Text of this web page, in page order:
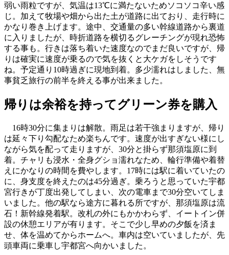
弱い雨粒ですが、気温は13℃に満たないためソコソコ辛い感
じ。加えて牧場や畑から出た土が道路に出ており、走行時に
かなり巻き上げます。途中、交通量の多い幹線道路から裏道
に入りましたが、時折道路を横切るグレーチングが現れ恐怖
する事も。行きは落ち着いた速度なのでまだ良いですが、帰
りは確実に速度が乗るので気を抜くと大ケガをしそうです
ね。予定通り10時過ぎに現地到着。多少濡れはしました、無
事貧乏旅行の前半を終える事が出来ました。
帰りは余裕を持ってグリーン券を購入
16時30分に集まりは解散。雨足は若干強まりますが、帰り
は延々下り勾配なため楽ちんです。速度が出すぎない様にし
ながら気を配って走りますが、30分と掛らず那須塩原に到
着。チャリも浸水・全身グショ濡れなため、輪行準備や着替
えにかなりの時間を費やします。17時には駅に着いていたの
に、身支度を終えたのは45分過ぎ。乗ろうと思っていた宇都
宮行きが丁度出発してしまい、次の電車まで30分空いてしま
いました。他の駅なら途方に暮れる所ですが、那須塩原は流
石！新幹線発着駅。改札の外にもかかわらず、イートイン併
設の休憩エリアが有ります。そこで少し早めの夕飯を済ま
せ、体を温めてからホームへ。車内は空いていましたが、先
頭車両に乗車し宇都宮へ向かいました。